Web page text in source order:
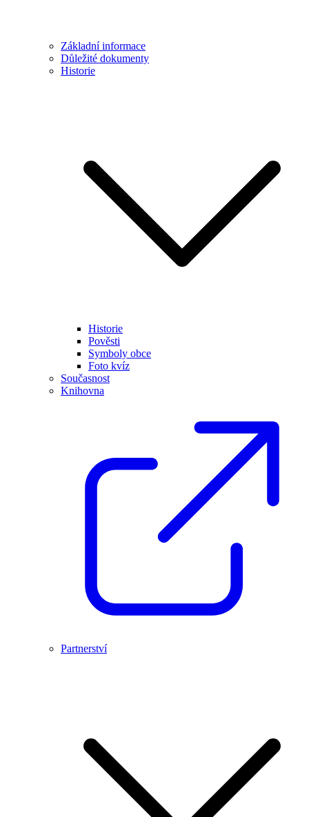
Základní informace
Důležité dokumenty
Historie
Historie
Pověsti
Symboly obce
Foto kvíz
Současnost
Knihovna
Partnerství